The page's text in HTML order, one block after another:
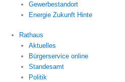
Gewerbestandort
Energie Zukunft Hinte
Rathaus
Aktuelles
Bürgerservice online
Standesamt
Politik